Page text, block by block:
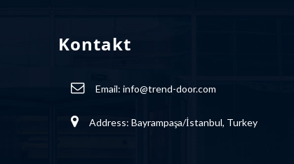
Kontakt
Email: info@trend-door.com
Address: Bayrampaşa/İstanbul, Turkey